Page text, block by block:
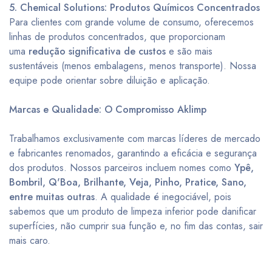
5. Chemical Solutions: Produtos Químicos Concentrados
Para clientes com grande volume de consumo, oferecemos
linhas de produtos concentrados, que proporcionam
uma redução significativa de custos e são mais
sustentáveis (menos embalagens, menos transporte). Nossa
equipe pode orientar sobre diluição e aplicação.
Marcas e Qualidade: O Compromisso Aklimp
Trabalhamos exclusivamente com marcas líderes de mercado
e fabricantes renomados, garantindo a eficácia e segurança
dos produtos. Nossos parceiros incluem nomes como Ypê,
Bombril, Q'Boa, Brilhante, Veja, Pinho, Pratice, Sano,
entre muitas outras. A qualidade é inegociável, pois
sabemos que um produto de limpeza inferior pode danificar
superfícies, não cumprir sua função e, no fim das contas, sair
mais caro.